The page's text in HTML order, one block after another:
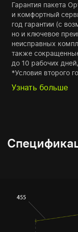
Гарантия пакета
и комфортный
год гарантии (с
но и ключевое
неисправных
также
до 10 рабочих
*Условия второго
Узнать больше